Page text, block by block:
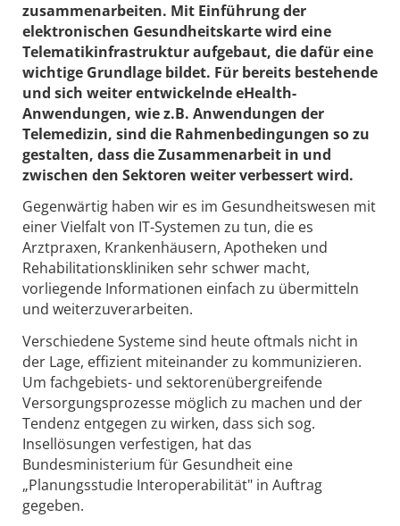
zusammenarbeiten. Mit Einführung der
elektronischen Gesundheitskarte wird eine
Telematikinfrastruktur aufgebaut, die dafür eine
wichtige Grundlage bildet. Für bereits bestehende
und sich weiter entwickelnde eHealth-
Anwendungen, wie z.B. Anwendungen der
Telemedizin, sind die Rahmenbedingungen so zu
gestalten, dass die Zusammenarbeit in und
zwischen den Sektoren weiter verbessert wird.
Gegenwärtig haben wir es im Gesundheitswesen mit
einer Vielfalt von IT-Systemen zu tun, die es
Arztpraxen, Krankenhäusern, Apotheken und
Rehabilitationskliniken sehr schwer macht,
vorliegende Informationen einfach zu übermitteln
und weiterzuverarbeiten.
Verschiedene Systeme sind heute oftmals nicht in
der Lage, effizient miteinander zu kommunizieren.
Um fachgebiets- und sektorenübergreifende
Versorgungsprozesse möglich zu machen und der
Tendenz entgegen zu wirken, dass sich sog.
Insellösungen verfestigen, hat das
Bundesministerium für Gesundheit eine
„Planungsstudie Interoperabilität" in Auftrag
gegeben.